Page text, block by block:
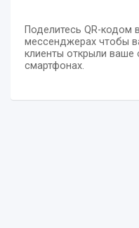
Поделитесь QR-кодом
мессенджерах чтобы
клиенты открыли ваше
смартфонах.